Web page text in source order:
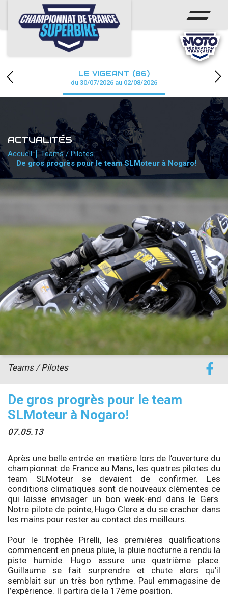
ACCUEIL
CHAMPIONNAT
CALENDRIER
PHOTOS / WEB TV
PARTENAIRES
PRESSE
accéder à la billetterie
LE VIGEANT (86)
du 30/07/2026 au 02/08/2026
ACTUALITÉS
Accueil
Teams / Pilotes
De gros progrès pour le team SLMoteur à Nogaro!
De gros progrès pour le team
SLMoteur à Nogaro!
07.05.13
Teams / Pilotes
Après une belle entrée en matière lors de l’ouverture du
championnat de France au Mans, les quatres pilotes du
team SLMoteur se devaient de confirmer. Les
conditions climatiques sont de nouveaux clémentes ce
qui laisse envisager un bon week-end dans le Gers.
Notre pilote de pointe, Hugo Clere a du se cracher dans
les mains pour rester au contact des meilleurs.
Pour le trophée Pirelli, les premières qualifications
commencent en pneus pluie, la pluie nocturne a rendu la
piste humide. Hugo assure une quatrième place.
Guillaume se fait surprendre et chute alors qu’il
semblait sur un très bon rythme. Paul emmagasine de
l’expérience. Il partira de la 17ème position.